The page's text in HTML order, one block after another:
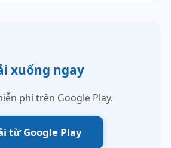
xuống ngay
phí trên Google Play.
từ Google Play